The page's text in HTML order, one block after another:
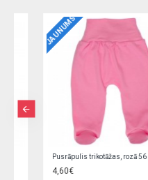
JAUNUMS
Jaciņa trikotāžas, rozā 62 cm O0YEYROX